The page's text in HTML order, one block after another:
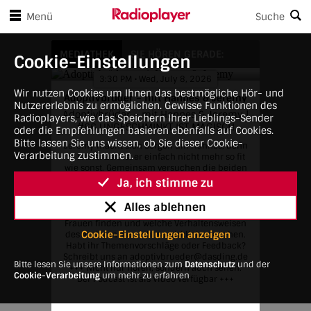
Cookie-Einstellungen
Wir nutzen Cookies um Ihnen das bestmögliche Hör- und
Nutzererlebnis zu ermöglichen. Gewisse Funktionen des
Radioplayers, wie das Speichern Ihrer Lieblings-Sender
oder die Empfehlungen basieren ebenfalls auf Cookies.
Bitte lassen Sie uns wissen, ob Sie dieser Cookie-
Verarbeitung zustimmen.
Ja, ich stimme zu
Alles ablehnen
Cookie-Einstellungen anzeigen
Bitte lesen Sie unsere Informationen zum Datenschutz und der
Cookie-Verarbeitung um mehr zu erfahren
Zum Hauptinhalt springen
Player-Steuerungen springen
Menü Suche
Adoptivbrüder – mit Hannes & Jeremy
MEDIATHEK SIE HÖREN GERADE:
3:30 PM • Wed, July 8, 2026
Adoptivbrüder – mit Hannes & Jeremy
Adoptivbrüder – mit Hannes & Jeremy |
#66 UNGESCHMINKT IST MAGISCH
Jeremy macht sich Sorgen um Hannes, denn
in letzter Zeit ist er einfach nicht mehr so fit
wie sonst. Gemeinsam versuchen die beiden
herauszufinden, woran das liegen könnte
und was den Beiden richtig Spaß machen
würde! Außerdem erzählen Hannes und
Jeremy, was sie besonders attraktiv an
Frauen finden und welche Verhaltensweisen
des Anderen sie nicht so wirklich verstehen.
Habt ihr Themenvorschläge oder Feedback?
Schreibt uns an adoptivbrueder@dasding.de
+++ Nicht nur hören, sondern auch sehen:
Der Podcast ist als Video verfügbar +++